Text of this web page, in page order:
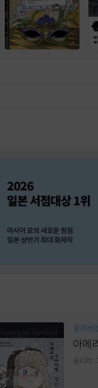
올리버
아메